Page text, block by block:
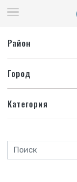
Район
Город
Категория